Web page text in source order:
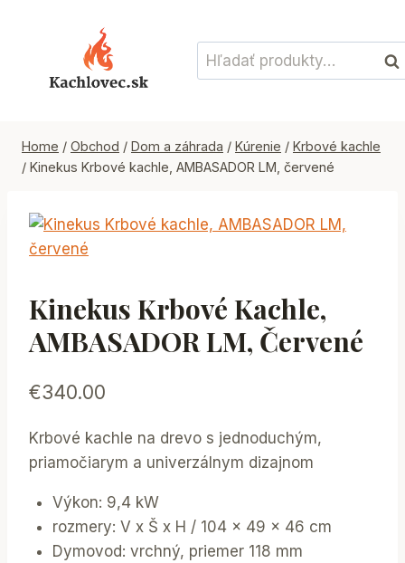
Hľadať:
Home / Obchod / Dom a záhrada / Kúrenie / Krbové kachle
/ Kinekus Krbové kachle, AMBASADOR LM, červené
Kinekus Krbové Kachle,
AMBASADOR LM, Červené
€340.00
Krbové kachle na drevo s jednoduchým,
priamočiarym a univerzálnym dizajnom
Výkon: 9,4 kW
rozmery: V x Š x H / 104 x 49 x 46 cm
Dymovod: vrchný, priemer 118 mm